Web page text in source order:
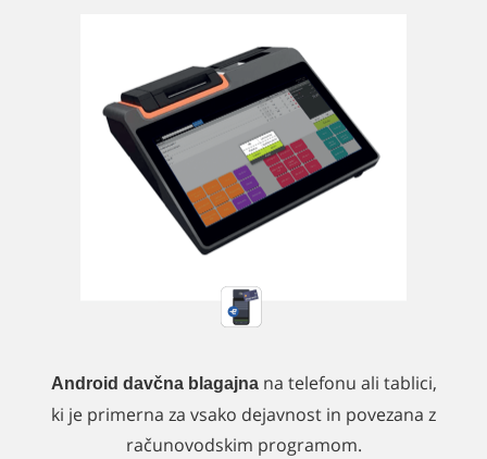
Android davčna blagajnana telefonu ali tablici,
ki je primerna za vsako dejavnost in povezana z
računovodskim programom.